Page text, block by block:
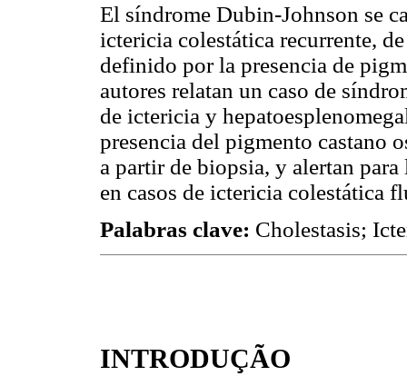
El síndrome Dubin-Johnson se
ictericia colestática recurrente,
definido por la presencia de
autores relatan un caso de
de ictericia y
presencia del pigmento castano
a partir de biopsia, y alertan para
en casos de ictericia colestática
Palabras clave: Cholestasis;
INTRODUÇÃO